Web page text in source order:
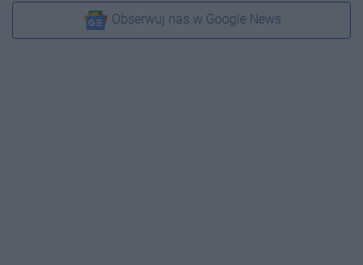
Obserwuj nas w Google News